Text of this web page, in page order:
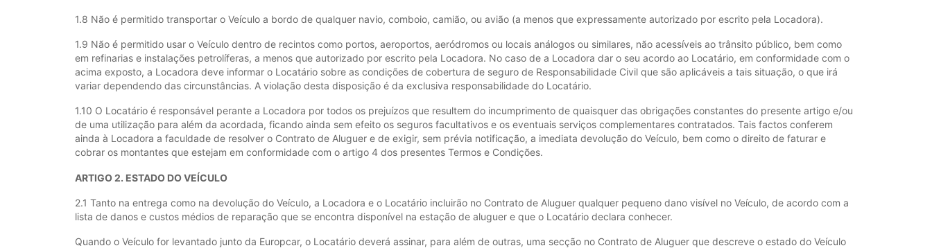
1.8 Não é permitido transportar o Veículo a bordo de qualquer navio, comboio, camião, ou avião (a menos que expressamente autorizado por escrito pela Locadora).
1.9 Não é permitido usar o Veículo dentro de recintos como portos, aeroportos, aeródromos ou locais análogos ou similares, não acessíveis ao trânsito público, bem como
em refinarias e instalações petrolíferas, a menos que autorizado por escrito pela Locadora. No caso de a Locadora dar o seu acordo ao Locatário, em conformidade com o
acima exposto, a Locadora deve informar o Locatário sobre as condições de cobertura de seguro de Responsabilidade Civil que são aplicáveis a tais situação, o que irá
variar dependendo das circunstâncias. A violação desta disposição é da exclusiva responsabilidade do Locatário.
1.10 O Locatário é responsável perante a Locadora por todos os prejuízos que resultem do incumprimento de quaisquer das obrigações constantes do presente artigo e/ou
de uma utilização para além da acordada, ficando ainda sem efeito os seguros facultativos e os eventuais serviços complementares contratados. Tais factos conferem
ainda à Locadora a faculdade de resolver o Contrato de Aluguer e de exigir, sem prévia notificação, a imediata devolução do Veículo, bem como o direito de faturar e
cobrar os montantes que estejam em conformidade com o artigo 4 dos presentes Termos e Condições.
ARTIGO 2. ESTADO DO VEÍCULO
2.1 Tanto na entrega como na devolução do Veículo, a Locadora e o Locatário incluirão no Contrato de Aluguer qualquer pequeno dano visível no Veículo, de acordo com a
lista de danos e custos médios de reparação que se encontra disponível na estação de aluguer e que o Locatário declara conhecer.
Quando o Veículo for levantado junto da Europcar, o Locatário deverá assinar, para além de outras, uma secção no Contrato de Aluguer que descreve o estado do Veículo